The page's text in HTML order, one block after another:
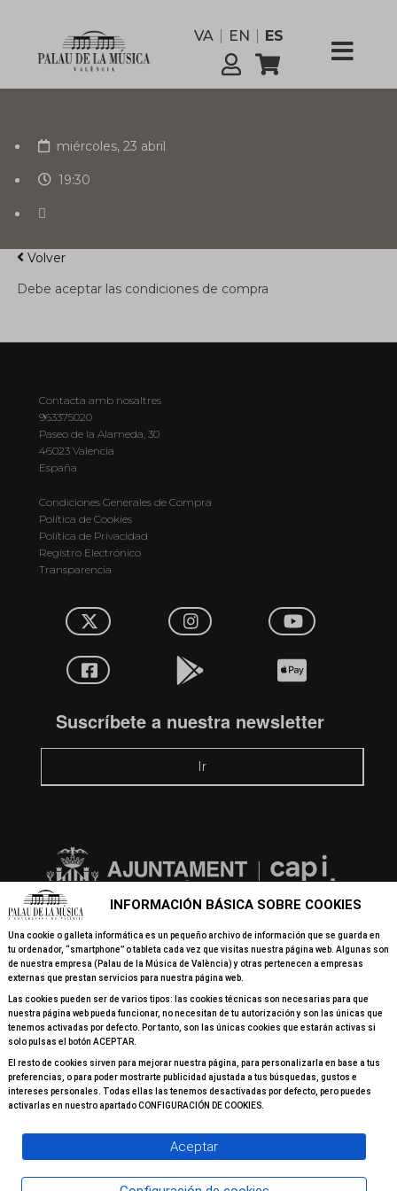
VA EN ESComisión
Servicios
miércoles, 23 abril
19:30
Volver
Debe aceptar las condiciones de compra
Contacta amb nosaltres
963375020
Paseo de la Alameda, 30
46023 Valencia
España
Condiciones Generales de Compra
Política de Cookies
Política de Privacidad
Registro Electrónico
Transparencia
Suscríbete a nuestra newsletter
Ir
© 2026 Todos los derechos reservados Palau de la Música
INFORMACIÓN BÁSICA SOBRE COOKIES
Una cookie o galleta informática es un pequeño archivo de información que se guarda en
tu ordenador, “smartphone” o tableta cada vez que visitas nuestra página web. Algunas son
de nuestra empresa (Palau de la Música de València) y otras pertenecen a empresas
externas que prestan servicios para nuestra página web.
Las cookies pueden ser de varios tipos: las cookies técnicas son necesarias para que
nuestra página web pueda funcionar, no necesitan de tu autorización y son las únicas que
tenemos activadas por defecto. Por tanto, son las únicas cookies que estarán activas si
solo pulsas el botón ACEPTAR.
El resto de cookies sirven para mejorar nuestra página, para personalizarla en base a tus
preferencias, o para poder mostrarte publicidad ajustada a tus búsquedas, gustos e
intereses personales. Todas ellas las tenemos desactivadas por defecto, pero puedes
activarlas en nuestro apartado CONFIGURACIÓN DE COOKIES.
Aceptar